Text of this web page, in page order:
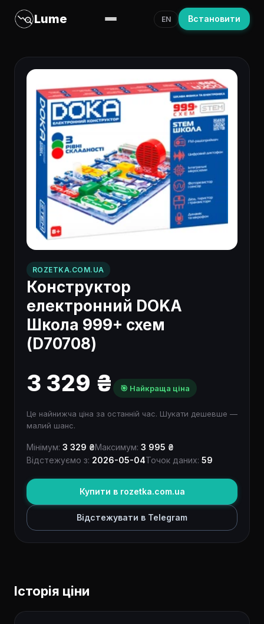
Lume EN Встановити
ROZETKA.COM.UA
Конструктор
електронний DOKA
Школа 999+ схем
(D70708)
3 329 ₴ 🎯 Найкраща ціна
Це найнижча ціна за останній час. Шукати дешевше —
малий шанс.
Мінімум: 3 329 ₴Максимум: 3 995 ₴
Відстежуємо з: 2026-05-04Точок даних: 59
Купити в rozetka.com.ua
Відстежувати в Telegram
Історія ціни